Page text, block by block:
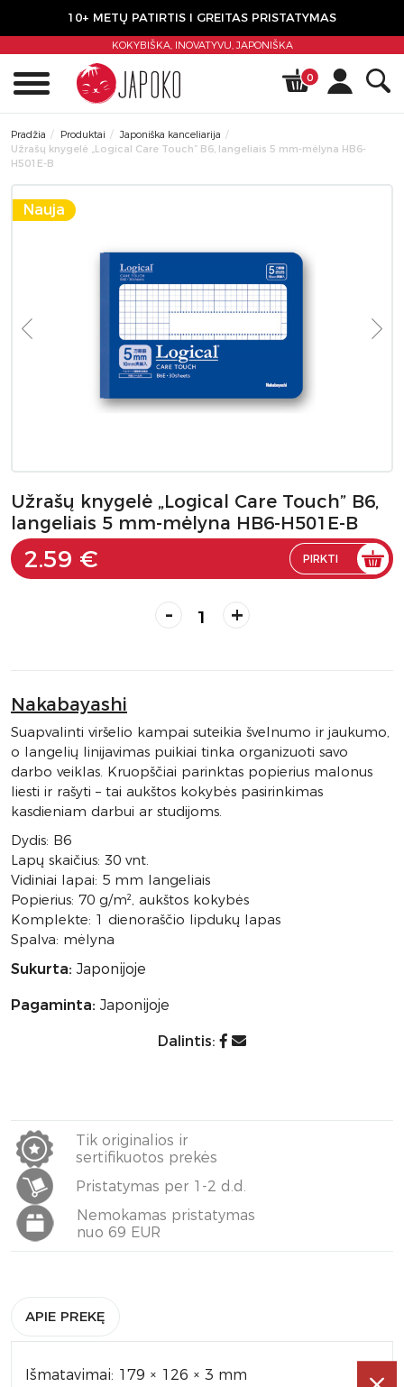
10+ METŲ PATIRTIS I GREITAS PRISTATYMAS
KOKYBIŠKA, INOVATYVU,JAPONIŠKA
0
Pradžia Produktai
Japoniška kanceliarija
Užrašų knygelė „Logical Care Touch” B6, langeliais 5 mm-mėlyna HB6-
H501E-B
Nauja
Užrašų knygelė „Logical Care Touch” B6,
langeliais 5 mm-mėlyna HB6-H501E-B
2.59 € PIRKTI
- +
Nakabayashi
Suapvalinti viršelio kampai suteikia švelnumo ir jaukumo,
o langelių linijavimas puikiai tinka organizuoti savo
darbo veiklas. Kruopščiai parinktas popierius malonus
liesti ir rašyti – tai aukštos kokybės pasirinkimas
kasdieniam darbui ar studijoms.
Dydis: B6
Lapų skaičius: 30 vnt.
Vidiniai lapai: 5 mm langeliais
Popierius: 70 g/m², aukštos kokybės
Komplekte: 1 dienoraščio lipdukų lapas
Spalva: mėlyna
Sukurta: Japonijoje
Pagaminta: Japonijoje
Dalintis:
Tik originalios ir
sertifikuotos prekės
Pristatymas per 1-2 d.d.
Nemokamas pristatymas
nuo 69 EUR
APIE PREKĘ
Išmatavimai: 179 × 126 × 3 mm